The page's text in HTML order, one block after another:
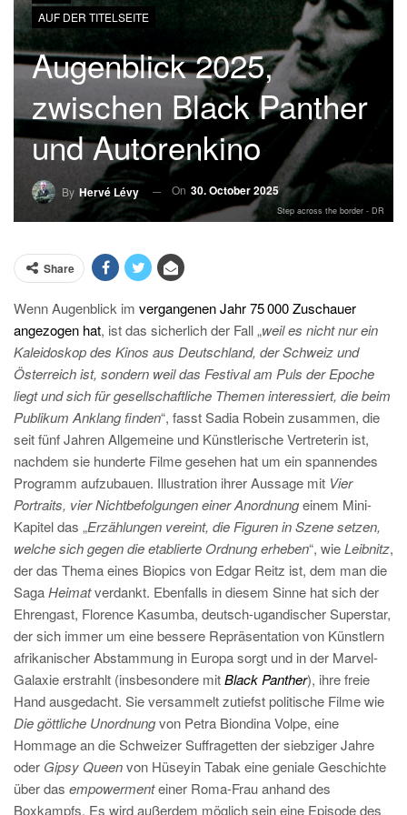
AUF DER TITELSEITE
Augenblick 2025,
zwischen Black Panther
und Autorenkino
By Hervé Lévy On 30. October 2025
Step across the border - DR
Share
Wenn Augenblick im vergangenen Jahr 75 000 Zuschauer
angezogen hat, ist das sicherlich der Fall „weil es nicht nur ein
Kaleidoskop des Kinos aus Deutschland, der Schweiz und
Österreich ist, sondern weil das Festival am Puls der Epoche
liegt und sich für gesellschaftliche Themen interessiert, die beim
Publikum Anklang finden“, fasst Sadia Robein zusammen, die
seit fünf Jahren Allgemeine und Künstlerische Vertreterin ist,
nachdem sie hunderte Filme gesehen hat um ein spannendes
Programm aufzubauen. Illustration ihrer Aussage mit Vier
Portraits, vier Nichtbefolgungen einer Anordnungeinem Mini-
Kapitel das „Erzählungen vereint, die Figuren in Szene setzen,
welche sich gegen die etablierte Ordnung erheben“, wieLeibnitz,
der das Thema eines Biopics von Edgar Reitz ist, dem man die
SagaHeimatverdankt. Ebenfalls in diesem Sinne hat sich der
Ehrengast, Florence Kasumba, deutsch-ugandischer Superstar,
der sich immer um eine bessere Repräsentation von Künstlern
afrikanischer Abstammung in Europa sorgt und in der Marvel-
Galaxie erstrahlt (insbesondere mitBlack Panther), ihre freie
Hand ausgedacht. Sie versammelt zutiefst politische Filme wie
Die göttliche Unordnungvon Petra Biondina Volpe, eine
Hommage an die Schweizer Suffragetten der siebziger Jahre
oder Gipsy Queenvon Hüseyin Tabak eine geniale Geschichte
über das empowermenteiner Roma-Frau anhand des
Boxkampfs. Es wird außerdem möglich sein eine Episode des